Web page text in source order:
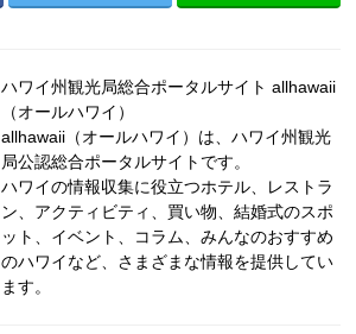
ハワイ州観光局総合ポータルサイト allhawaii
（オールハワイ）
allhawaii（オールハワイ）は、ハワイ州観光
局公認総合ポータルサイトです。
ハワイの情報収集に役立つホテル、レストラ
ン、アクティビティ、買い物、結婚式のスポ
ット、イベント、コラム、みんなのおすすめ
のハワイなど、さまざまな情報を提供してい
ます。